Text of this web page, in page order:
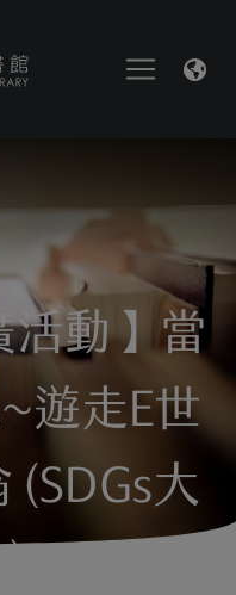
活動】當
遊走E世
(SDGs大